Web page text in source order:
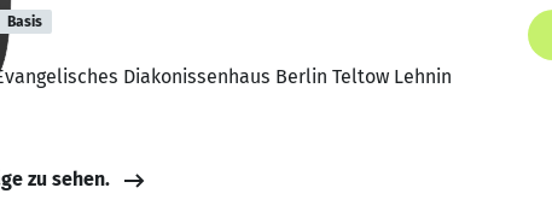
Basis
Diakonissenhaus Berlin Teltow Lehnin
zu sehen.